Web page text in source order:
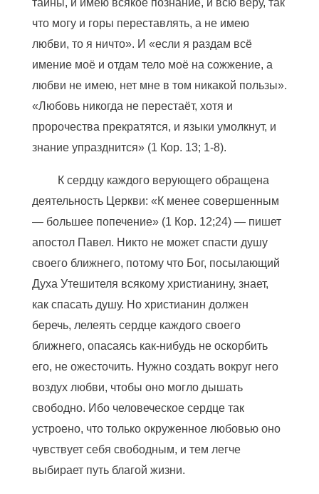
что могу и горы переставлять, а не имею
любви, то я ничто». И «если я раздам всё
имение моё и отдам тело моё на сожжение, а
любви не имею, нет мне в том никакой пользы».
«Любовь никогда не перестаёт, хотя и
пророчества прекратятся, и языки умолкнут, и
знание упразднится» (1 Кор. 13; 1-8).
К сердцу каждого верующего обращена
деятельность Церкви: «К менее совершенным
— большее попечение» (1 Кор. 12;24) — пишет
апостол Павел. Никто не может спасти душу
своего ближнего, потому что Бог, посылающий
Духа Утешителя всякому христианину, знает,
как спасать душу. Но христианин должен
беречь, лелеять сердце каждого своего
ближнего, опасаясь как-нибудь не оскорбить
его, не ожесточить. Нужно создать вокруг него
воздух любви, чтобы оно могло дышать
свободно. Ибо человеческое сердце так
устроено, что только окруженное любовью оно
чувствует себя свободным, и тем легче
выбирает путь благой жизни.